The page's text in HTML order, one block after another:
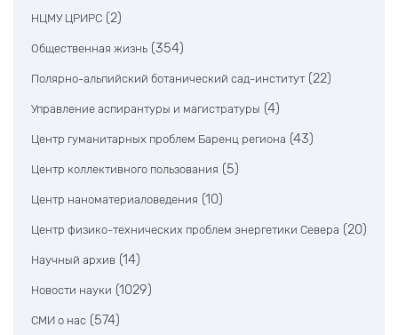
НЦМУ ЦРИРС (2)
Общественная жизнь (354)
Полярно-альпийский ботанический сад-институт (22)
Управление аспирантуры и магистратуры (4)
Центр гуманитарных проблем Баренц региона (43)
Центр коллективного пользования (5)
Центр наноматериаловедения (10)
Центр физико-технических проблем энергетики Севера (20)
Научный архив (14)
Новости науки (1029)
СМИ о нас (574)